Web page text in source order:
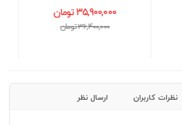
ATX3.0
نظرات کاربران ارسال نظر